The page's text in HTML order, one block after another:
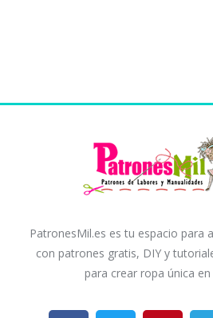
PatronesMil.es es tu espacio para
con patrones gratis, DIY y
para crear ropa única en